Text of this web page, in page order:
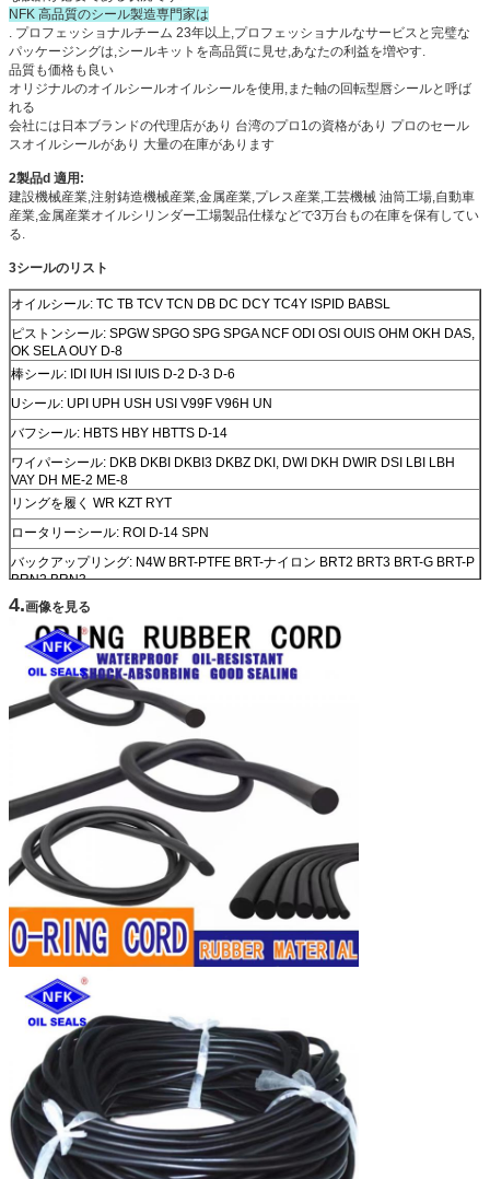
NFK 高品質のシール製造専門家は
. プロフェッショナルチーム 23年以上,プロフェッショナルなサービスと完璧な
パッケージングは,シールキットを高品質に見せ,あなたの利益を増やす.
品質も価格も良い
オリジナルのオイルシールオイルシールを使用,また軸の回転型唇シールと呼ば
れる
会社には日本ブランドの代理店があり 台湾のプロ1の資格があり プロのセール
スオイルシールがあり 大量の在庫があります
2製品d 適用:
建設機械産業,注射鋳造機械産業,金属産業,プレス産業,工芸機械 油筒工場,自動車
産業,金属産業オイルシリンダー工場製品仕様などで3万台もの在庫を保有してい
る.
3シールのリスト
オイルシール: TC TB TCV TCN DB DC DCY TC4Y ISPID BABSL
ピストンシール: SPGW SPGO SPG SPGA NCF ODI OSI OUIS OHM OKH DAS,
OK SELA OUY D-8
棒シール: IDI IUH ISI IUIS D-2 D-3 D-6
Uシール: UPI UPH USH USI V99F V96H UN
バフシール: HBTS HBY HBTTS D-14
ワイパーシール: DKB DKBI DKBI3 DKBZ DKI, DWI DKH DWIR DSI LBI LBH
VAY DH ME-2 ME-8
リングを履く WR KZT RYT
ロータリーシール: ROI D-14 SPN
バックアップリング: N4W BRT-PTFE BRT-ナイロン BRT2 BRT3 BRT-G BRT-P
BRN2 BRN3
O リング:オーリングキット PシリーズGシリーズASシリーズSシリーズM 1.5シ
4.画像を見る